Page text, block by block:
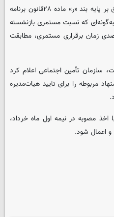
همچنین فرآیند متناسب‌سازی حقوق بر پایه بند «ر» ماده ۲۸قانون برنامه
که نسبت مستمری بازنشسته
دستمزد، با نسبت ۹۰درصدی زمان برقراری مستمری، مطابقت
تأمین اجتماعی اعلام کرد
مربوطه را برای تایید هیات‌مدیره
مصوبه در نیمه اول ماه خرداد،
و اعمال شود.